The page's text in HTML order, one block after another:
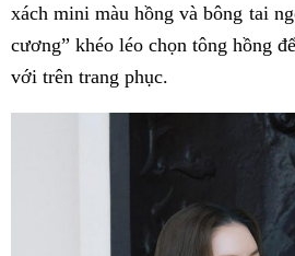
xách mini màu hồng và bông tai
cương” khéo léo chọn tông hồng
với trên trang phục.